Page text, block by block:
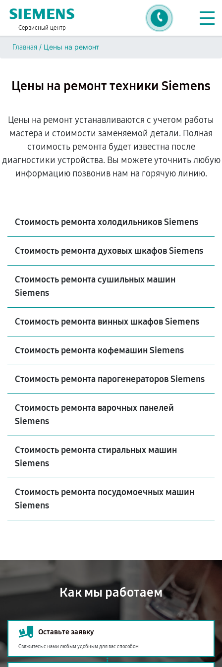
Сервисный центр
Главная / Цены на ремонт
Цены на ремонт техники Siemens
Цены на ремонт устанавливаются с учетом работы
мастера и стоимости заменяемой детали. Полная
стоимость ремонта будет известна после
диагностики устройства. Вы можете уточнить любую
информацию позвонив нам на горячую линию.
Стоимость ремонта холодильников Siemens
Стоимость ремонта духовых шкафов Siemens
Стоимость ремонта сушильных машин
Siemens
Стоимость ремонта винных шкафов Siemens
Стоимость ремонта кофемашин Siemens
Стоимость ремонта парогенераторов Siemens
Стоимость ремонта варочных панелей
Siemens
Стоимость ремонта стиральных машин
Siemens
Стоимость ремонта посудомоечных машин
Siemens
Как мы работаем
Оставьте заявку
Свяжитесь с нами любым удобным для вас способом